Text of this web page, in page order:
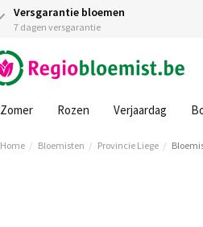
Versgarantie bloemen
7 dagen versgarantie
Zomer Rozen Verjaardag
Home Bloemisten Provincie Liege